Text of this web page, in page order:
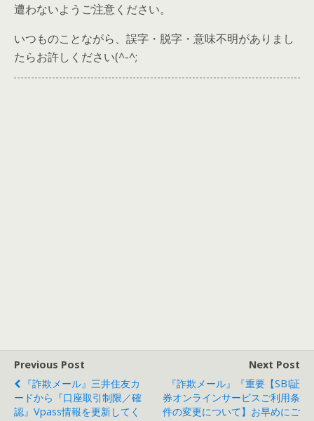
遭わないようご注意ください。
いつものことながら、誤字・脱字・意味不明がありまし
たらお許しください(^-^;
Previous Post
『詐欺メール』三井住友カ
ードから『口座取引制限／確
認』Vpass情報を更新してく
Next Post
『詐欺メール』『重要【SBI証
券オンラインサービスご利用条
件の変更について】お早めにご